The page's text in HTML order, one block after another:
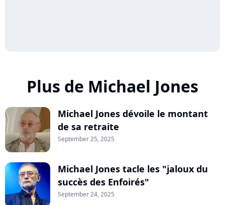
Plus de Michael Jones
Michael Jones dévoile le montant
de sa retraite
September 25, 2025
Michael Jones tacle les "jaloux du
succès des Enfoirés"
September 24, 2025